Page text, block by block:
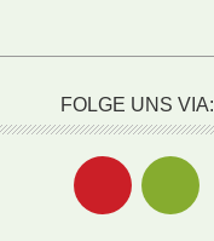
FOLGE UNS VIA: